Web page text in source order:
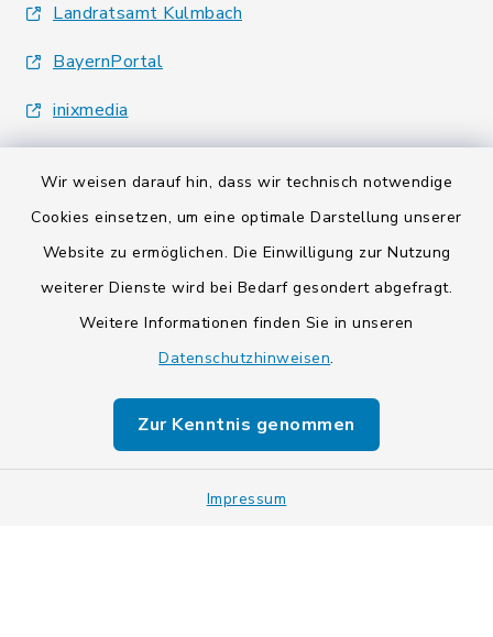
Wir weisen darauf hin, dass wir technisch notwendige
Cookies einsetzen, um eine optimale Darstellung unserer
Website zu ermöglichen. Die Einwilligung zur Nutzung
weiterer Dienste wird bei Bedarf gesondert abgefragt.
Weitere Informationen finden Sie in unseren
Datenschutzhinweisen.
Zur Kenntnis genommen
Impressum
Landratsamt Kulmbach
BayernPortal
inixmedia
Barrierefreiheit
Impressum
Sitemap